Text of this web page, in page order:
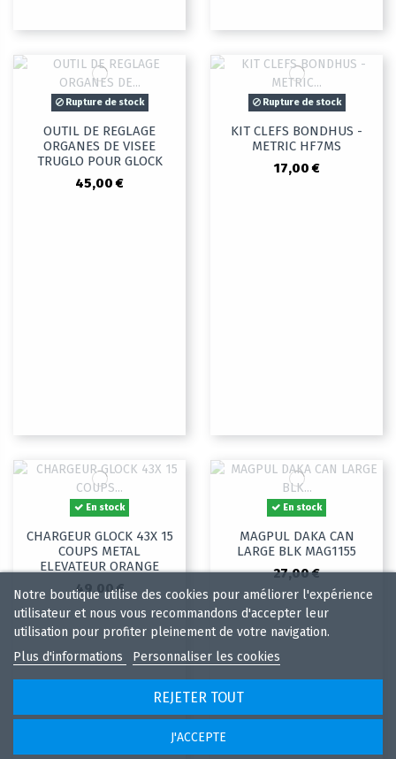
Rupture de stock
OUTIL DE REGLAGE
ORGANES DE VISEE
TRUGLO POUR GLOCK
45,00 €
Rupture de stock
KIT CLEFS BONDHUS -
METRIC HF7MS
17,00 €
En stock
CHARGEUR GLOCK 43X 15
COUPS METAL
ELEVATEUR ORANGE
49,00 €
En stock
MAGPUL DAKA CAN
LARGE BLK MAG1155
27,00 €
Notre boutique utilise des cookies pour améliorer l'expérience
utilisateur et nous vous recommandons d'accepter leur
utilisation pour profiter pleinement de votre navigation.
Plus d'informations
Personnaliser les cookies
REJETER TOUT
J'ACCEPTE